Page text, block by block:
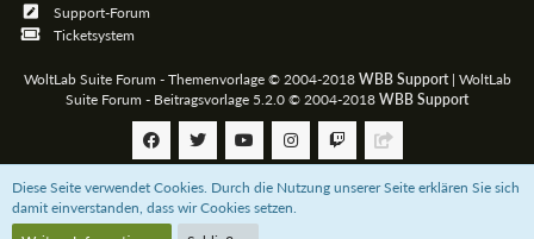
Support-Forum
Ticketsystem
WoltLab Suite Forum - Themenvorlage © 2004-2018 WBB Support| WoltLab
Suite Forum - Beitragsvorlage 5.2.0 © 2004-2018 WBB Support
Community-Software:WoltLab Suite™
Diese Seite verwendet Cookies. Durch die Nutzung unserer Seite erklären Sie sich
damit einverstanden, dass wir Cookies setzen.